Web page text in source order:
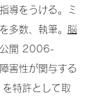
導をうける。ミ
多数、執筆。 脳
開 2006-
害性が関与する
特許として取